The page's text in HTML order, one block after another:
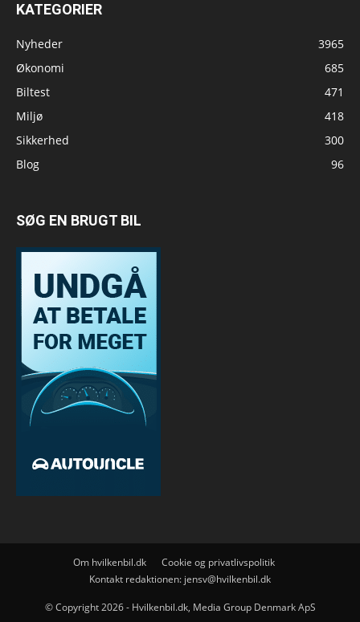
KATEGORIER
Nyheder
3965
Økonomi
685
Biltest
471
Miljø
418
Sikkerhed
300
Blog
96
SØG EN BRUGT BIL
Om hvilkenbil.dk
Cookie og privatlivspolitik
Kontakt redaktionen: jensv@hvilkenbil.dk
© Copyright 2026 - Hvilkenbil.dk, Media Group Denmark ApS